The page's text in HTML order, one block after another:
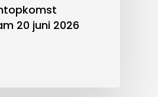
20 juni 2026